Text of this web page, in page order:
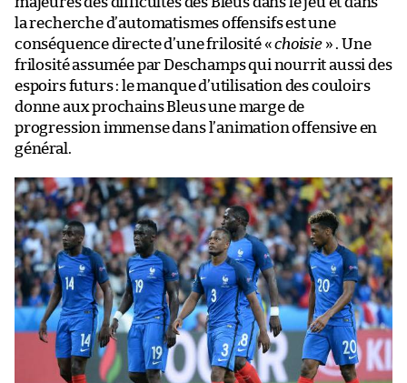
la recherche d’automatismes offensifs est une
conséquence directe d’une frilosité «choisie» . Une
frilosité assumée par Deschamps qui nourrit aussi des
espoirs futurs : le manque d’utilisation des couloirs
donne aux prochains Bleus une marge de
progression immense dans l’animation offensive en
général.